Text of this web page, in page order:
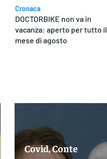
Cronaca
DOCTORBIKE non va in
vacanza: aperto per tutto il
mese di agosto
Covid, Conte